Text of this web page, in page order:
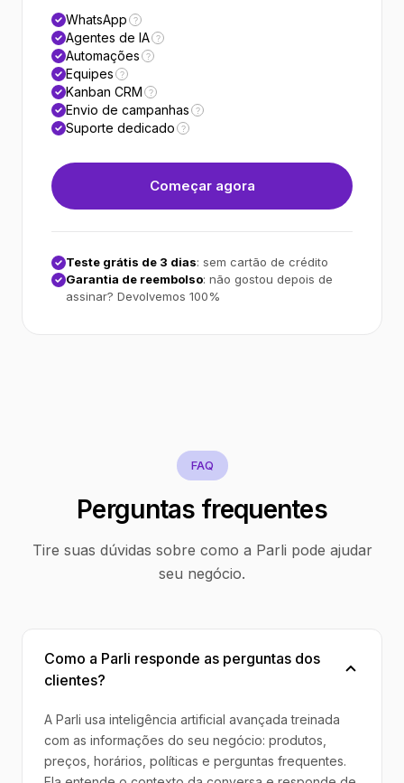
WhatsApp ?
Agentes de IA ?
Automações ?
Equipes ?
Kanban CRM ?
Envio de campanhas ?
Suporte dedicado ?
Começar agora
Teste grátis de 3 dias: sem cartão de crédito
Garantia de reembolso: não gostou depois de
assinar? Devolvemos 100%
FAQ
Perguntas frequentes
Tire suas dúvidas sobre como a Parli pode ajudar
seu negócio.
Como a Parli responde as perguntas dos
clientes?
A Parli usa inteligência artificial avançada treinada
com as informações do seu negócio: produtos,
preços, horários, políticas e perguntas frequentes.